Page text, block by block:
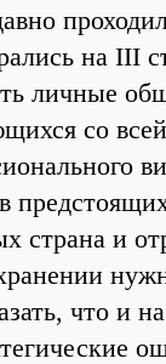
на III
личные
со
страна и
что и